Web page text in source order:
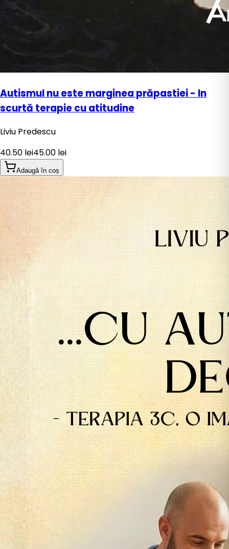
Autismul nu este marginea prăpastiei - In
scurtă terapie cu atitudine
Liviu Predescu
40.50 lei45.00 lei
Adaugă în coș